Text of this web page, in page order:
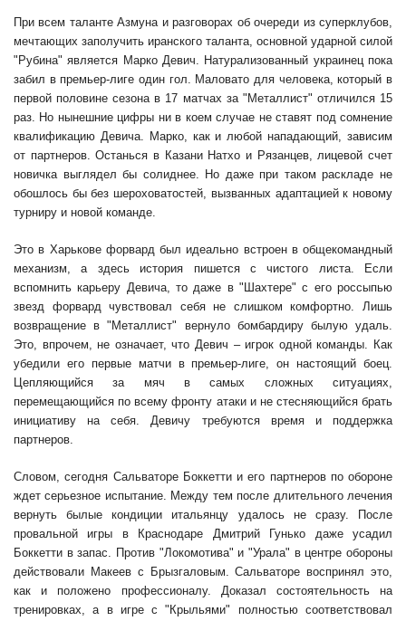
При всем таланте Азмуна и разговорах об очереди из суперклубов,
мечтающих заполучить иранского таланта, основной ударной силой
"Рубина" является Марко Девич. Натурализованный украинец пока
забил в премьер-лиге один гол. Маловато для человека, который в
первой половине сезона в 17 матчах за "Металлист" отличился 15
раз. Но нынешние цифры ни в коем случае не ставят под сомнение
квалификацию Девича. Марко, как и любой нападающий, зависим
от партнеров. Останься в Казани Натхо и Рязанцев, лицевой счет
новичка выглядел бы солиднее. Но даже при таком раскладе не
обошлось бы без шероховатостей, вызванных адаптацией к новому
турниру и новой команде.
Это в Харькове форвард был идеально встроен в общекомандный
механизм, а здесь история пишется с чистого листа. Если
вспомнить карьеру Девича, то даже в "Шахтере" с его россыпью
звезд форвард чувствовал себя не слишком комфортно. Лишь
возвращение в "Металлист" вернуло бомбардиру былую удаль.
Это, впрочем, не означает, что Девич – игрок одной команды. Как
убедили его первые матчи в премьер-лиге, он настоящий боец.
Цепляющийся за мяч в самых сложных ситуациях,
перемещающийся по всему фронту атаки и не стесняющийся брать
инициативу на себя. Девичу требуются время и поддержка
партнеров.
Словом, сегодня Сальваторе Боккетти и его партнеров по обороне
ждет серьезное испытание. Между тем после длительного лечения
вернуть былые кондиции итальянцу удалось не сразу. После
провальной игры в Краснодаре Дмитрий Гунько даже усадил
Боккетти в запас. Против "Локомотива" и "Урала" в центре обороны
действовали Макеев с Брызгаловым. Сальваторе воспринял это,
как и положено профессионалу. Доказал состоятельность на
тренировках, а в игре с "Крыльями" полностью соответствовал